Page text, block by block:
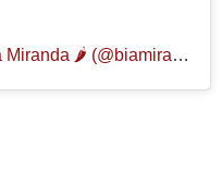
Um post compartilhado por Bia Miranda 🌶️ (@biamiranda)